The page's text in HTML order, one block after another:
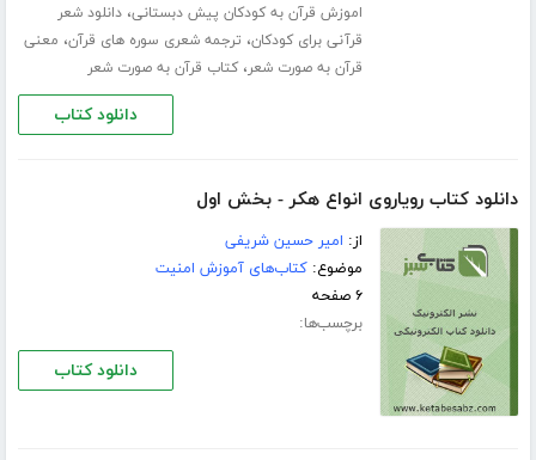
اموزش قرآن به کودکان پیش دبستانی،دانلود شعر
قرآنی برای کودکان، ترجمه شعری سوره های قرآن، معنی
قرآن به صورت شعر،کتاب قرآن به صورت شعر
دانلود کتاب
دانلود کتاب رویاروی انواع هکر - بخش اول
از: امیر حسین شریفی
موضوع:کتاب‌های آموزش امنیت
۶ صفحه
برچسب‌ها:
دانلود کتاب